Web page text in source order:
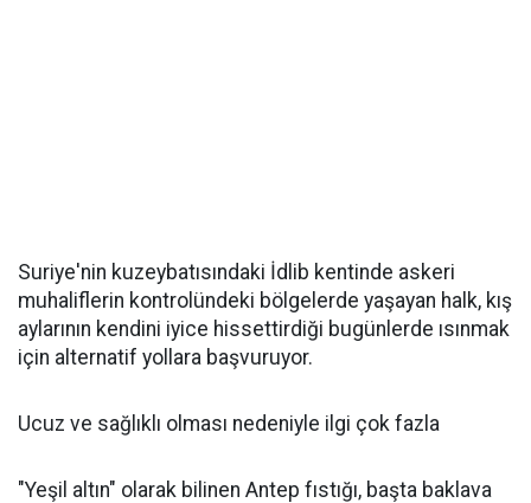
Suriye'nin kuzeybatısındaki İdlib kentinde askeri
muhaliflerin kontrolündeki bölgelerde yaşayan halk, kış
aylarının kendini iyice hissettirdiği bugünlerde ısınmak
için alternatif yollara başvuruyor.
Ucuz ve sağlıklı olması nedeniyle ilgi çok fazla
"Yeşil altın" olarak bilinen Antep fıstığı, başta baklava